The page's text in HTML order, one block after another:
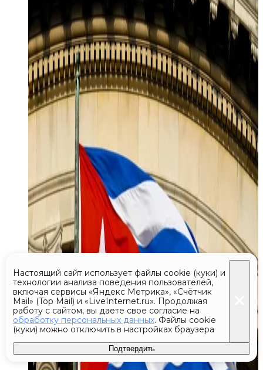
Настоящий сайт использует файлы cookie (куки) и
технологии анализа поведения пользователей,
включая сервисы «Яндекс Метрика», «Счётчик
Mail» (Top Mail) и «LiveInternet.ru». Продолжая
работу с сайтом, вы даете свое согласие на
обработку персональных данных. Файлы cookie
(куки) можно отключить в настройках браузера
Подтвердить